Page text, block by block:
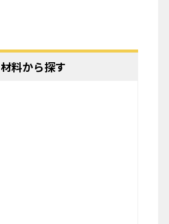
材料から探す